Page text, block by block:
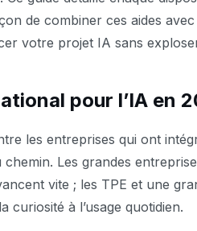
de combiner ces aides
votre projet IA sans
pour l’IA en
les entreprises qui ont
Les grandes
vite ; les TPE et une
curiosité à l’usage quotidien.